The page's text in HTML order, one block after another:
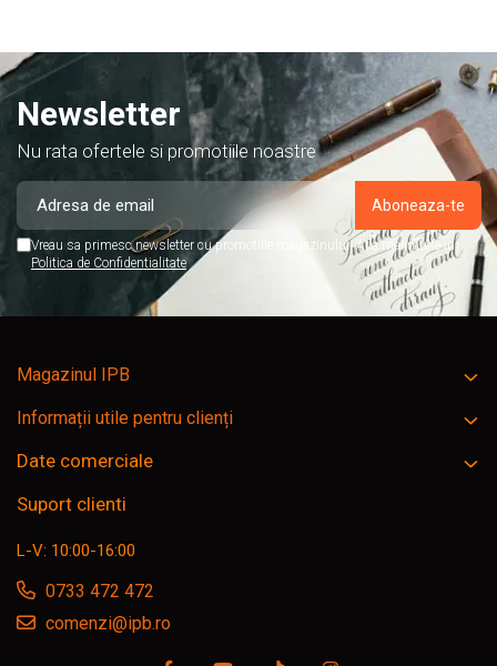
Newsletter
Nu rata ofertele si promotiile noastre
Vreau sa primesc newsletter cu promotiile magazinului. Afla mai multe in
Politica de Confidentialitate
Magazinul IPB
Informații utile pentru clienți
Date comerciale
Suport clienti
L-V: 10:00-16:00
0733 472 472
comenzi@ipb.ro